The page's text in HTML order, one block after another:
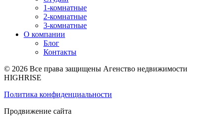
1-комнатные
2-комнатные
3-комнатные
О компании
Блог
Контакты
© 2026 Все права защищены Агенство недвижимости
HIGHRISE
Политика конфиденциальности
Продвижение сайта